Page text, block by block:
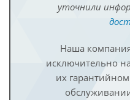
уточнили
Наша
исключительно
их